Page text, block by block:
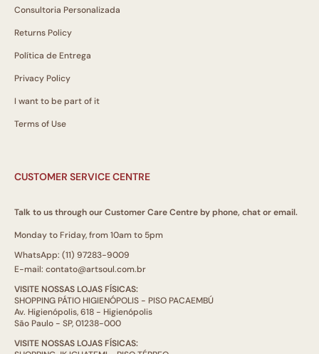
Consultoria Personalizada
Returns Policy
Política de Entrega
Privacy Policy
I want to be part of it
Terms of Use
CUSTOMER SERVICE CENTRE
Talk to us through our Customer Care Centre by phone, chat or email.
Monday to Friday, from 10am to 5pm
WhatsApp: (11) 97283-9009
E-mail: contato@artsoul.com.br
VISITE NOSSAS LOJAS FÍSICAS:
SHOPPING PÁTIO HIGIENÓPOLIS - PISO PACAEMBÚ
Av. Higienópolis, 618 - Higienópolis
São Paulo - SP, 01238-000
VISITE NOSSAS LOJAS FÍSICAS: